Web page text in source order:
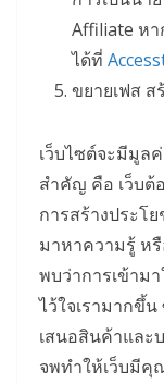
Affiliate หา
ได้ที่
ขยายเฟส ส
เว็บไซต์จะมีมูล
สำคัญ คือ เว็บ
การสร้างประโ
มาหาความรู้ ห
พบว่าการเข้ามา
ไว้ใจเรามากขึ้น
เสนอสินค้าและ
จพทำให้เว็บมีคุ